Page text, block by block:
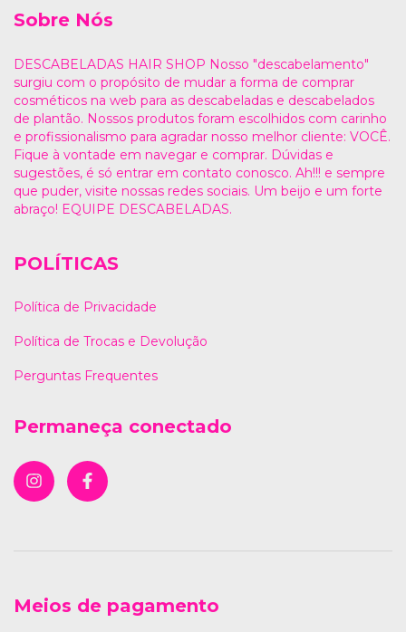
Sobre Nós
DESCABELADAS HAIR SHOP Nosso "descabelamento"
surgiu com o propósito de mudar a forma de comprar
cosméticos na web para as descabeladas e descabelados
de plantão. Nossos produtos foram escolhidos com carinho
e profissionalismo para agradar nosso melhor cliente: VOCÊ.
Fique à vontade em navegar e comprar. Dúvidas e
sugestões, é só entrar em contato conosco. Ah!!! e sempre
que puder, visite nossas redes sociais. Um beijo e um forte
abraço! EQUIPE DESCABELADAS.
POLÍTICAS
Política de Privacidade
Política de Trocas e Devolução
Perguntas Frequentes
Permaneça conectado
Meios de pagamento